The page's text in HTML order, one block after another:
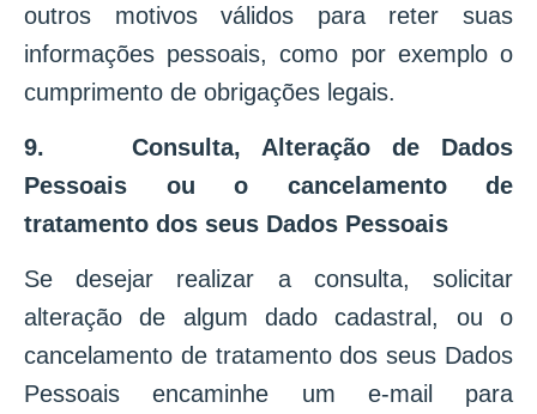
outros motivos válidos para reter suas
informações pessoais, como por exemplo o
cumprimento de obrigações legais.
9. Consulta, Alteração de Dados
Pessoais ou o cancelamento de
tratamento dos seus Dados Pessoais
Se desejar realizar a consulta, solicitar
alteração de algum dado cadastral, ou o
cancelamento de tratamento dos seus Dados
Pessoais encaminhe um e-mail para